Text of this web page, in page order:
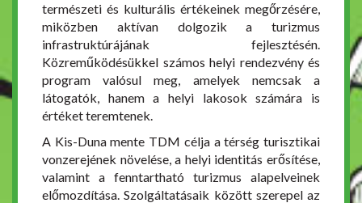
természeti és kulturális értékeinek megőrzésére,
miközben aktívan dolgozik a turizmus
infrastruktúrájának fejlesztésén.
Közreműködésükkel számos helyi rendezvény és
program valósul meg, amelyek nemcsak a
látogatók, hanem a helyi lakosok számára is
értéket teremtenek.
A Kis-Duna mente TDM célja a térség turisztikai
vonzerejének növelése, a helyi identitás erősítése,
valamint a fenntartható turizmus alapelveinek
előmozdítása. Szolgáltatásaik között szerepel az